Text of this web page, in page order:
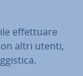
ef­fet­tua­re
altri utenti,